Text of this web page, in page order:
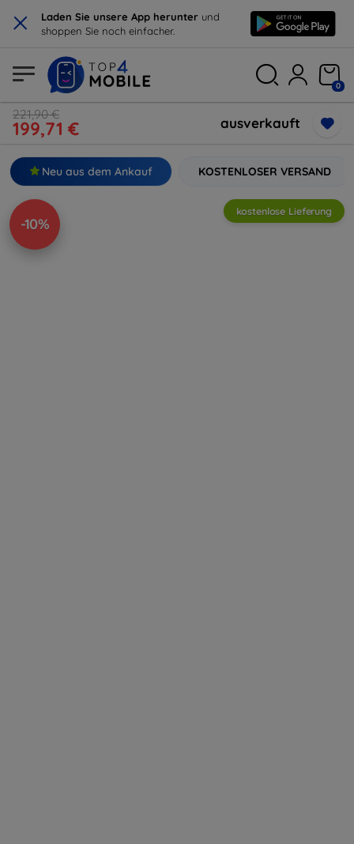
× Laden Sie unsere App herunter und
shoppen Sie noch einfacher.
0
221,90 €
199,71 € ausverkauft
Neu aus dem Ankauf KOSTENLOSER VERSAND
-10%
kostenlose Lieferung